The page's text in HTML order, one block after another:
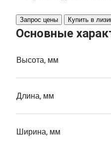
Запрос цены Купить в
Основные
Высота, мм
Длина, мм
Ширина, мм